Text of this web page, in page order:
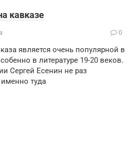
кавказе
0
является очень популярной в
в литературе 19-20 веков.
Сергей Есенин не раз
туда